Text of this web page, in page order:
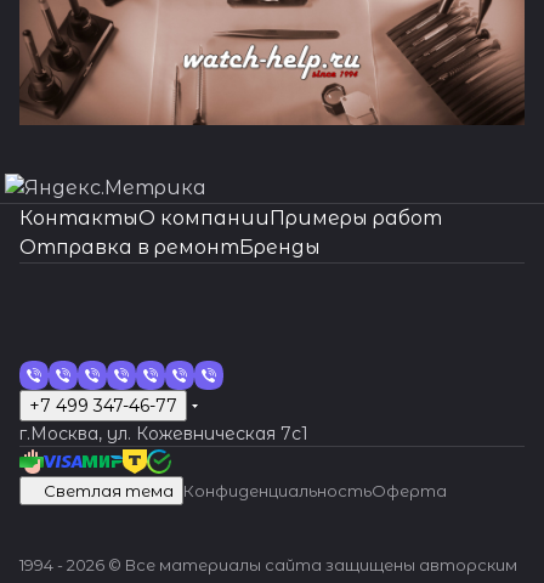
КонтактыО компании Примеры работ
Отправка в ремонт Бренды
+7 499 347-46-77
г.Москва, ул. Кожевническая 7c1
Светлая тема КонфиденциальностьОферта
1994 - 2026 © Все материалы сайта защищены авторским